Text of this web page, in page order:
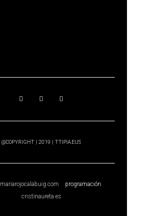
@COPYRIGHT | 2019 | TTIPIA.EUS
mariarojocalabuig.com
programación:
cristinaureta.es